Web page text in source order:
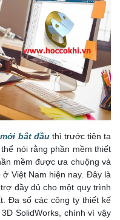
cho người mới bắt đầu
bắt đầuthì trước tiên ta
nói rằng phần mềm thiết
mềm được ưa chuộng và
Việt Nam hiện nay. Đây là
đầy đủ cho một quy trình
Đa số các công ty thiết kế
SolidWorks, chính vì vậy